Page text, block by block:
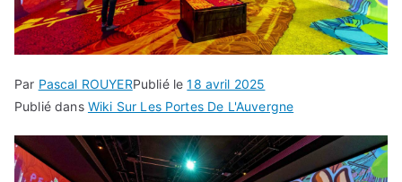
Par Pascal ROUYERPublié le18 avril 2025
Publié dans Wiki Sur Les Portes De L'Auvergne